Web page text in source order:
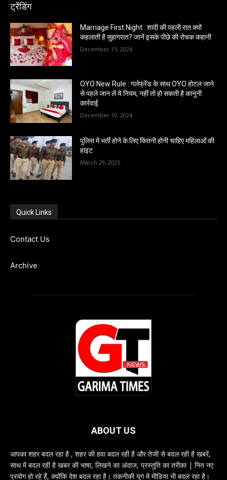
ट्रेंडिंग
Marriage First Night : शादी की पहली रात क्यों
कहलाती है सुहागरात? जानें इसके पीछे की रोचक कहानी
December 15, 2024
OYO New Rule : गर्लफ्रेंड के साथ OYO होटल जाने
से पहले जान लें ये नियम, नहीं तो हो सकती है कानूनी
कार्रवाई
December 10, 2024
पुलिस में भर्ती होने के लिए कितनी होनी चाहिए महिलाओं की
हाइट
March 29, 2025
Quick Links
Contact Us
Archive
ABOUT US
आपका शहर बदल रहा है , शहर की हवा बदल रही है और तेजी से बदल रही है खबरें,
साथ में बदल रही है खबर की भाषा, लिखने का अंदाज, प्रस्तुति का तरीका | नित नए
प्रयोग हो रहे हैं, क्योंकि देश बदल रहा है। तकनीकी युग में मीडिया भी बदल रहा है।